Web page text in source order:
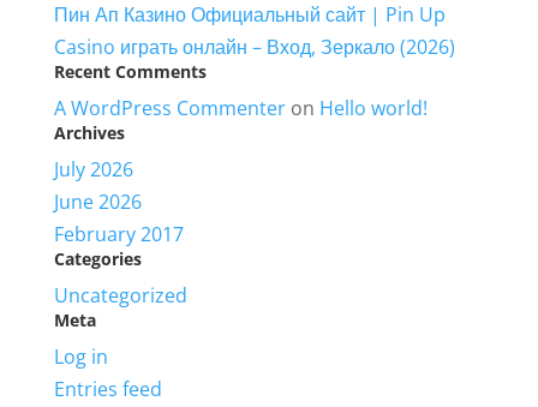
Пин Ап Казино Официальный сайт | Pin Up
Casino играть онлайн – Вход, Зеркало (2026)
Recent Comments
A WordPress Commenteron Hello world!
Archives
July 2026
June 2026
February 2017
Categories
Uncategorized
Meta
Log in
Entries feed